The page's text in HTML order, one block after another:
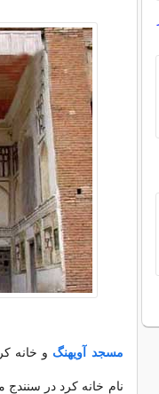
مسجد آویهنگ و خانه
نام خانه کرد در